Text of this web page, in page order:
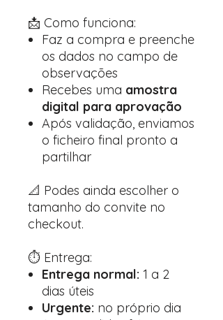
📩 Como funciona:
Faz a compra e preenche
os dados no campo de
observações
Recebes uma amostra
digital para aprovação
Após validação, enviamos
o ficheiro final pronto a
partilhar
📐 Podes ainda escolher o
tamanho do convite no
checkout.
⏱️ Entrega:
Entrega normal: 1 a 2
dias úteis
Urgente: no próprio dia